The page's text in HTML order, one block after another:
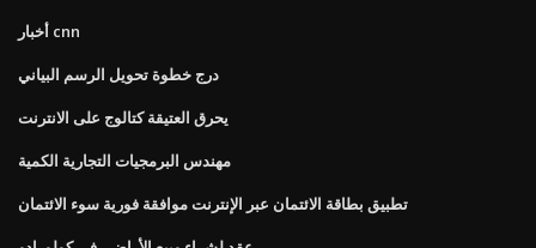
أخبار cnn
درج خطوة تحويل الرسم البياني
يحرق العتيقة كتالوج على الانترنت
مهندس البرمجيات التجارية الكمية
تطبيق بطاقة الائتمان عبر الإنترنت موافقة فورية سوء الائتمان